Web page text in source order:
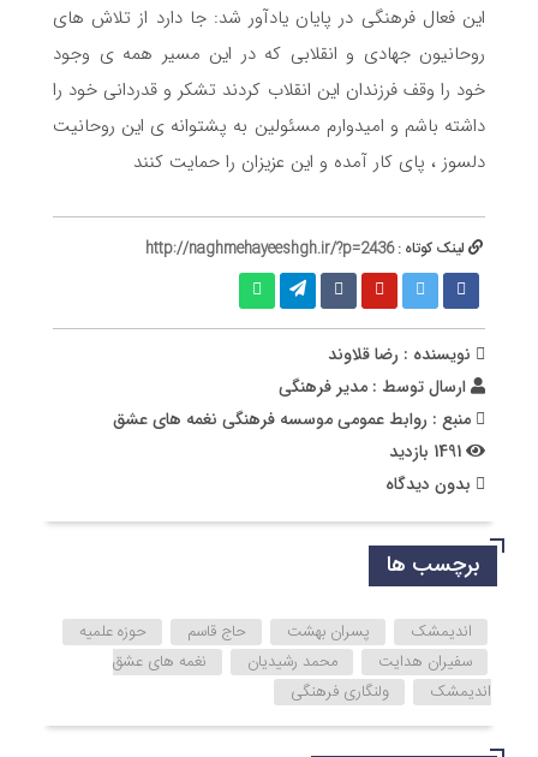
این فعال فرهنگی در پایان یادآور شد: جا دارد از تلاش های
روحانیون جهادی و انقلابی که در این مسیر همه ی وجود
خود را وقف فرزندان این انقلاب کردند تشکر و قدردانی خود را
داشته باشم و امیدوارم مسئولین به پشتوانه ی این روحانیت
دلسوز ، پای کار آمده و این عزیزان را حمایت کنند
لینک کوتاه :http://naghmehayeeshgh.ir/?p=2436
نویسنده : رضا قلاوند
ارسال توسط : مدیر فرهنگی
منبع : روابط عمومی موسسه فرهنگی نغمه های عشق
بدون دیدگاه
برچسب ها
اندیمشک پسران بهشت حاج قاسم
حوزه علمیه
سفیران هدایت
محمد رشیدیان
نغمه های عشق
اندیمشک
ولنگاری فرهنگی